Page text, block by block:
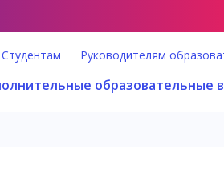
Студентам Руководителям
образовательные